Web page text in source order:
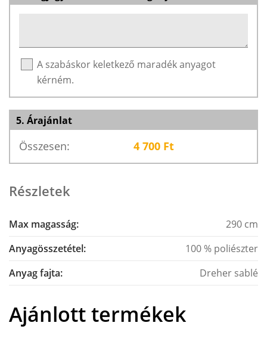
A szabáskor keletkező maradék anyagot
kérném.
5. Árajánlat
Összesen: 4 700 Ft
Részletek
Max magasság:
290 cm
Anyagösszetétel:
100 % poliészter
Anyag fajta:
Dreher sablé
Ajánlott termékek